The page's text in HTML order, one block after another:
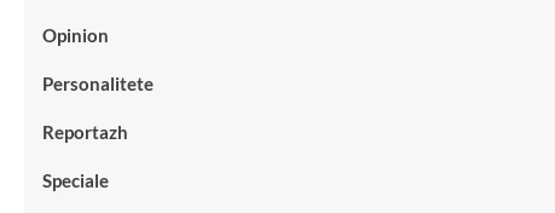
Opinion
Personalitete
Reportazh
Speciale